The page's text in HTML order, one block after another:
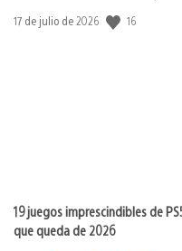
Fecha
17 de julio de 2026 16
19 juegos imprescindibles de
que queda de 2026